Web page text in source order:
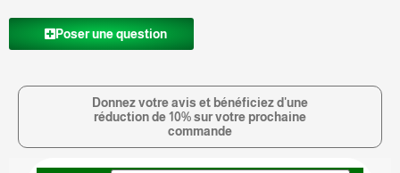
Poser une question
Donnez votre avis et bénéficiez d'une
réduction de 10% sur votre prochaine
commande